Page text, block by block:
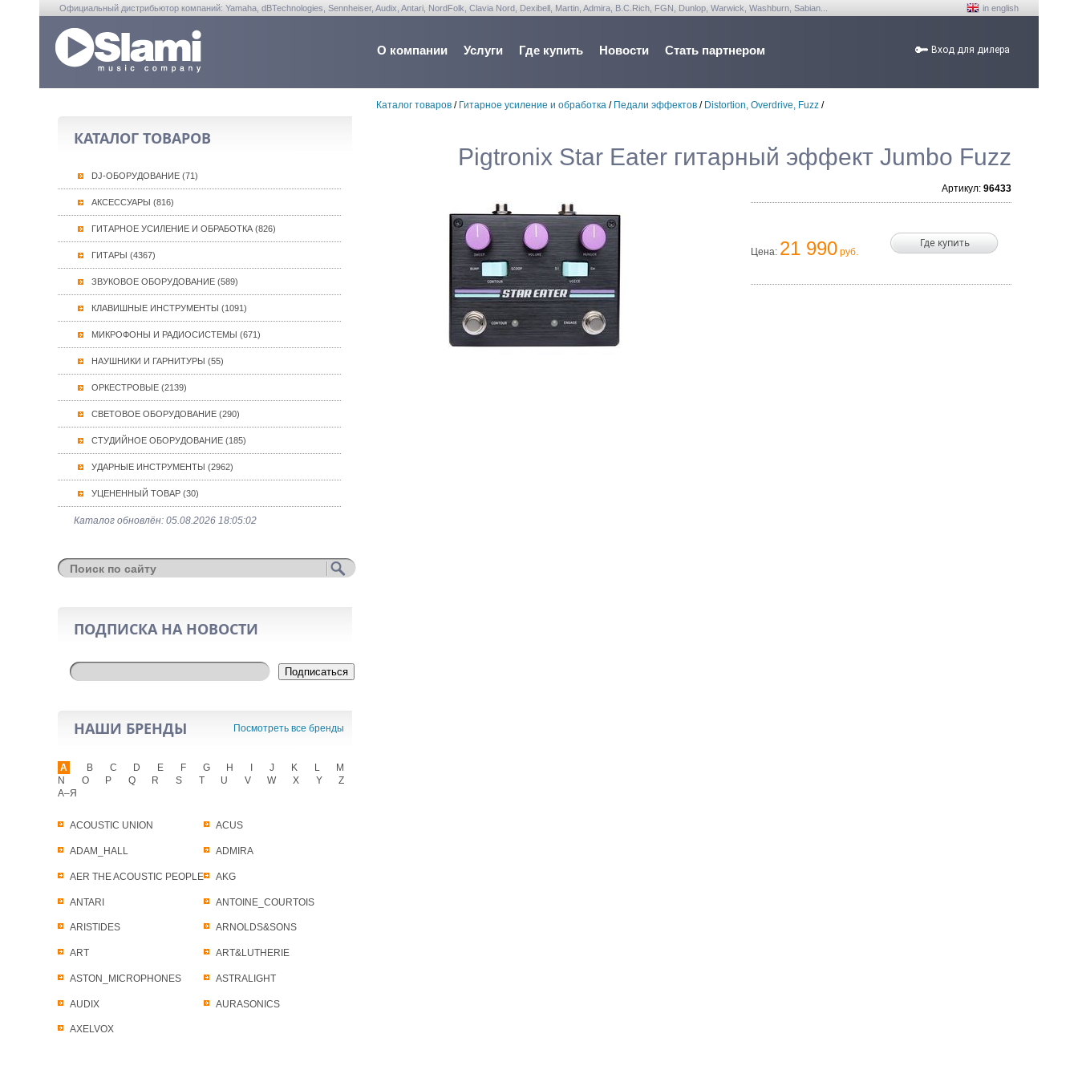
Официальный дистрибьютор компаний: Yamaha, dBTechnologies, Sennheiser, Audix, Antari, NordFolk, Clavia Nord, Dexibell, Martin, Admira, B.C.Rich, FGN, Dunlop, Warwick, Washburn, Sabian... in english
О компании Услуги Где купить Новости Стать партнером Вход для дилера
КАТАЛОГ ТОВАРОВ
DJ-ОБОРУДОВАНИЕ (71)
АКСЕССУАРЫ (816)
ГИТАРНОЕ УСИЛЕНИЕ И ОБРАБОТКА (826)
ГИТАРЫ (4367)
ЗВУКОВОЕ ОБОРУДОВАНИЕ (589)
КЛАВИШНЫЕ ИНСТРУМЕНТЫ (1091)
МИКРОФОНЫ И РАДИОСИСТЕМЫ (671)
НАУШНИКИ И ГАРНИТУРЫ (55)
ОРКЕСТРОВЫЕ (2139)
СВЕТОВОЕ ОБОРУДОВАНИЕ (290)
СТУДИЙНОЕ ОБОРУДОВАНИЕ (185)
УДАРНЫЕ ИНСТРУМЕНТЫ (2962)
УЦЕНЕННЫЙ ТОВАР (30)
Каталог обновлён: 05.08.2026 18:05:02
ПОДПИСКА НА НОВОСТИ
Подписаться
НАШИ БРЕНДЫ Посмотреть все бренды
A
ACOUSTIC UNION ACUS
ADAM_HALL ADMIRA
AER THE ACOUSTIC PEOPLE AKG
ANTARI ANTOINE_COURTOIS
ARISTIDES ARNOLDS&SONS
ART ART&LUTHERIE
ASTON_MICROPHONES ASTRALIGHT
AUDIX AURASONICS
AXELVOX
B C D E F G H J K L
M
N
O P Q R S T U V W X Y
Z
А–Я
Каталог товаров / Гитарное усиление и обработка / Педали эффектов / Distortion, Overdrive, Fuzz /
Pigtronix Star Eater гитарный эффект Jumbo Fuzz
Артикул: 96433
Цена: 21 990 руб.
Где купить